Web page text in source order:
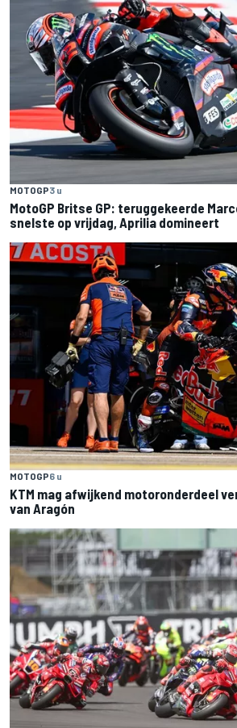
MOTOGP3 u
MotoGP Britse GP: teruggekeerde
snelste op vrijdag, Aprilia domineert
MOTOGP6 u
KTM mag afwijkend motoronderdeel
van Aragón